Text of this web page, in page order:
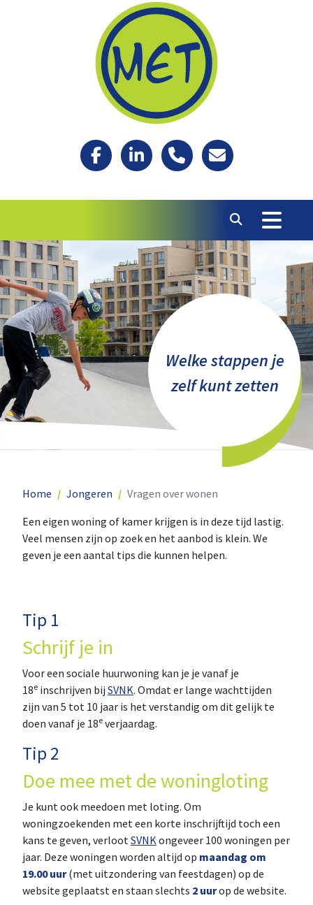
Welke stappen je
zelf kunt zetten
Home Jongeren
Vragen over wonen
Een eigen woning of kamer krijgen is in deze tijd lastig.
Veel mensen zijn op zoek en het aanbod is klein. We
geven je een aantal tips die kunnen helpen.
Tip 1
Schrijf je in
Voor een sociale huurwoning kan je je vanaf je
18e inschrijven bij SVNK. Omdat er lange wachttijden
zijn van 5 tot 10 jaar is het verstandig om dit gelijk te
doen vanaf je 18e verjaardag.
Tip 2
Doe mee met de woningloting
Je kunt ook meedoen met loting. Om
woningzoekenden met een korte inschrijftijd toch een
kans te geven, verlootSVNKongeveer 100 woningen per
jaar. Deze woningen worden altijd op maandag om
19.00 uur(met uitzondering van feestdagen) op de
website geplaatst en staan slechts 2 uurop de website.